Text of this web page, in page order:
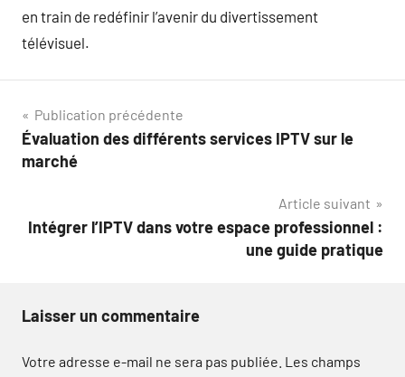
en train de redéfinir l’avenir du divertissement
télévisuel.
Navigation
de
Publication précédente
Évaluation des différents services IPTV sur le
marché
Article suivant
Intégrer l’IPTV dans votre espace professionnel :
une guide pratique
Laisser un commentaire
Votre adresse e-mail ne sera pas publiée. Les champs